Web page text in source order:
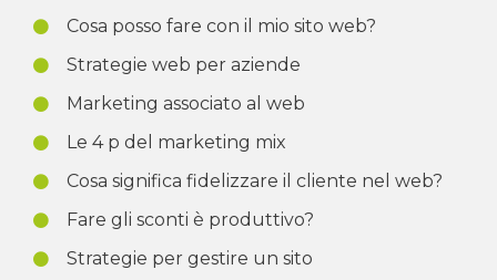
Cosa posso fare con il mio sito web?
Strategie web per aziende
Marketing associato al web
Le 4 p del marketing mix
Cosa significa fidelizzare il cliente nel web?
Fare gli sconti è produttivo?
Strategie per gestire un sito